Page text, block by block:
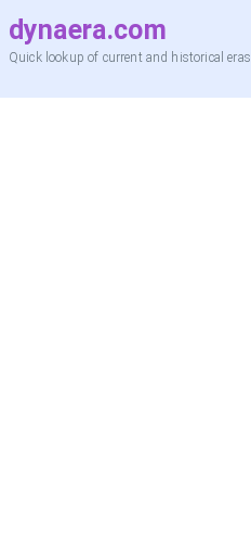
dynaera.com
Quick lookup of current and historical eras